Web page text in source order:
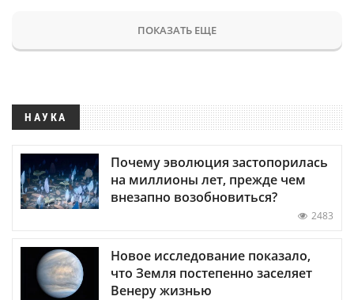
ПОКАЗАТЬ ЕЩЕ
НАУКА
Почему эволюция застопорилась
на миллионы лет, прежде чем
внезапно возобновиться?
2483
Новое исследование показало,
что Земля постепенно заселяет
Венеру жизнью